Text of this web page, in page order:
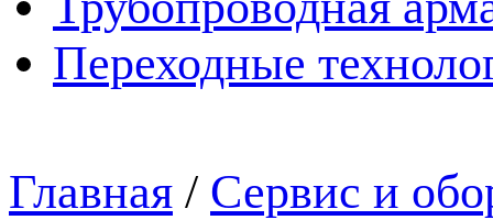
Переходные
Главная / Сервис и